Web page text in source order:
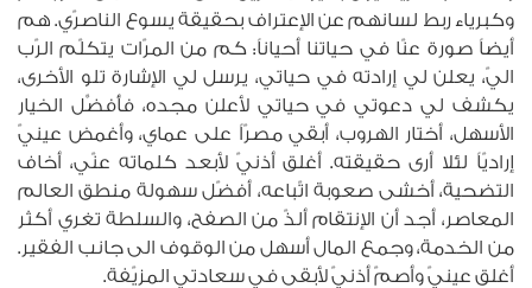
وكبرياء ربط لسانهم عن الإعتراف بحقيقة يسوع الناصرّي. هم
أيضاً صورة عنّا في حياتنا أحياناً: كم من المرّات يتكلّم الرّب
اليّ، يعلن لي إرادته في حياتي، يرسل لي الإشارة تلو الأخرى،
يكشف لي دعوتي في حياتي لأعلن مجده، فأُفضِّل الخيار
الأسهل، أختار الهروب، أبقي مصرّاً على عماي، وأغمض عينيّ
إراديّاً لئلا أرى حقيقته. أغلق أذنيّ لأبعد كلماته عنّي، أخاف
التضحية، أخشى صعوبة اتّباعه، أفضّل سهولة منطق العالم
المعاصر، أجد أن الإنتقام ألذّ من الصفح، والسلطة تغري أكثر
من الخدمة، وجمع المال أسهل من الوقوف الى جانب الفقير.
أغلق عينيّ وأصمّ أذنيّ لأبقى في سعادتي المزيّفة.